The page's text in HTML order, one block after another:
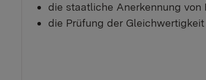
die staatliche Anerkennung
die Prüfung der